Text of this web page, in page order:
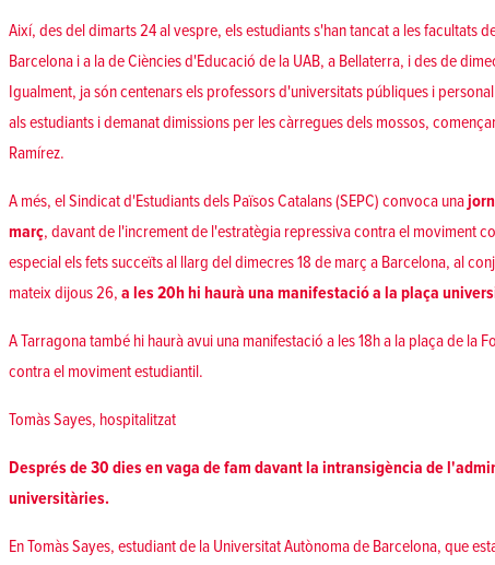
Així, des del dimarts 24 al vespre, els estudiants s'han tancat a les facultats
Barcelona i a la de Ciències d'Educació de la UAB, a Bellaterra, i des de
Igualment, ja són centenars els professors d'universitats públiques i
als estudiants i demanat dimissions per les càrregues dels mossos,
Ramírez.
A més, elSindicat d'Estudiants dels Països Catalans (SEPC) convoca una
març, davant de l'increment de l'estratègia repressiva contra el moviment
especialels fets succeïts al llarg del dimecres 18 de març a Barcelona, al
mateix dijous 26, a les 20h hi haurà una manifestació a la plaça
A Tarragona també hi haurà avui una manifestació a les 18ha la plaça de la
contra el moviment estudiantil.
Tomàs Sayes, hospitalitzat
Després de 30 dies en vaga de fam davant la intransigència de
universitàries.
En Tomàs Sayes, estudiant de la Universitat Autònoma de Barcelona, que